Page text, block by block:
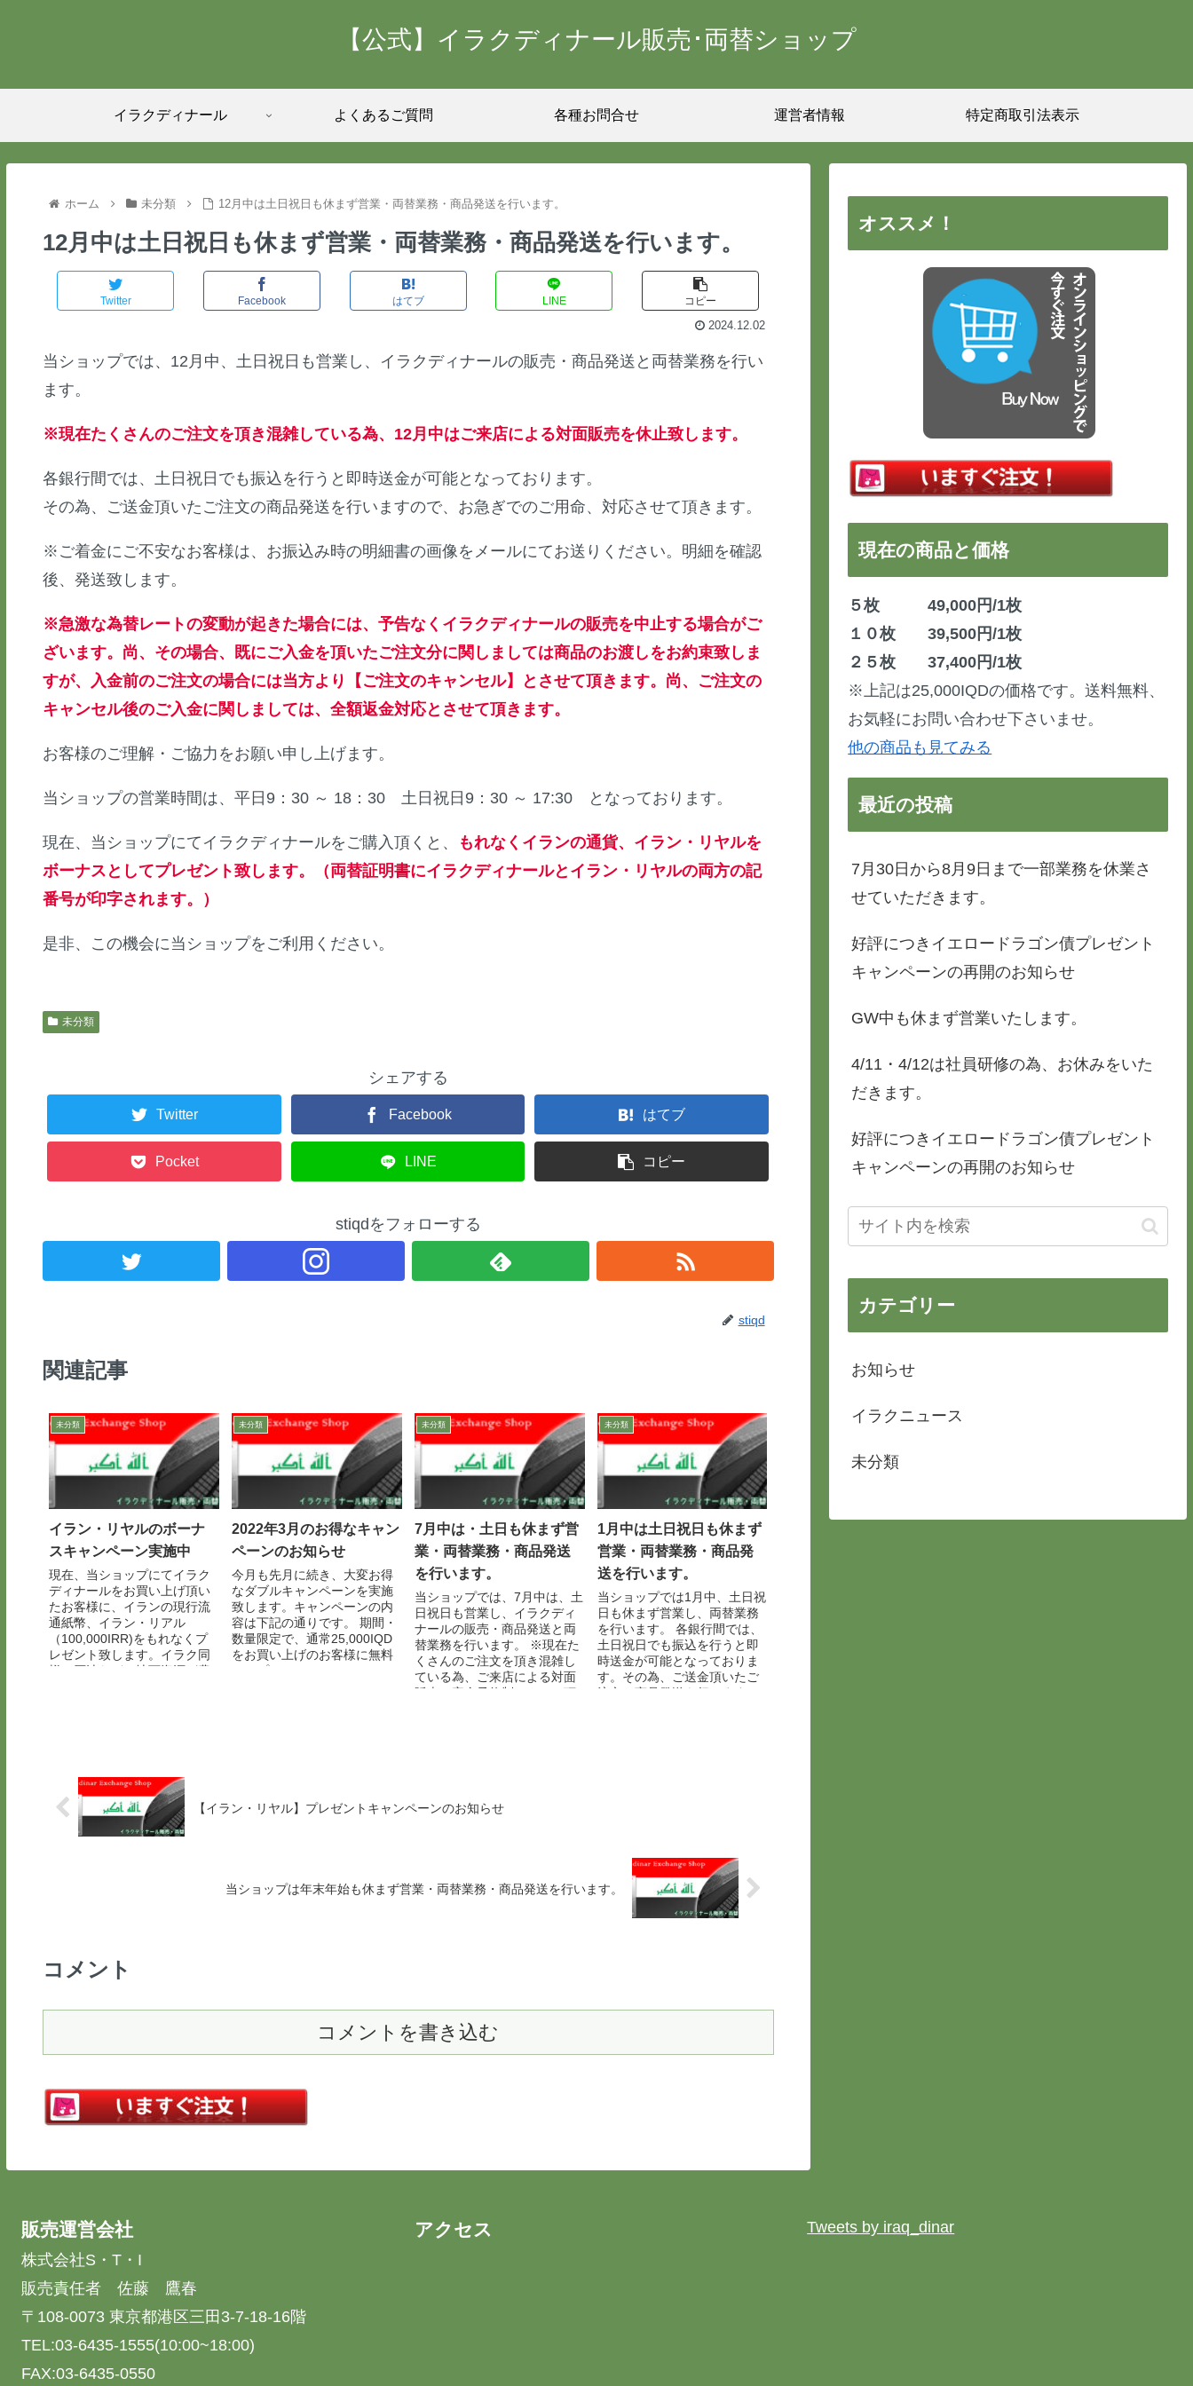
【公式】イラクディナール販売･両替ショップ
イラクディナール よくあるご質問 各種お問合せ 運営者情報 特定商取引法表示
ホーム 未分類 12月中は土日祝日も休まず営業・両替業務・商品発送を行います。
12月中は土日祝日も休まず営業・両替業務・商品発送を行います。
Twitter Facebook はてブ LINE コピー
2024.12.02
当ショップでは、12月中、土日祝日も営業し、イラクディナールの販売・商品発送と両替業務を行い
ます。
※現在たくさんのご注文を頂き混雑している為、12月中はご来店による対面販売を休止致します。
各銀行間では、土日祝日でも振込を行うと即時送金が可能となっております。
その為、ご送金頂いたご注文の商品発送を行いますので、お急ぎでのご用命、対応させて頂きます。
※ご着金にご不安なお客様は、お振込み時の明細書の画像をメールにてお送りください。明細を確認
後、発送致します。
※急激な為替レートの変動が起きた場合には、予告なくイラクディナールの販売を中止する場合がご
ざいます。尚、その場合、既にご入金を頂いたご注文分に関しましては商品のお渡しをお約束致しま
すが、入金前のご注文の場合には当方より【ご注文のキャンセル】とさせて頂きます。尚、ご注文の
キャンセル後のご入金に関しましては、全額返金対応とさせて頂きます。
お客様のご理解・ご協力をお願い申し上げます。
当ショップの営業時間は、平日9：30 ～ 18：30 土日祝日9：30 ～ 17:30 となっております。
現在、当ショップにてイラクディナールをご購入頂くと、
もれなくイランの通貨、イラン・リヤルを
ボーナスとしてプレゼント致します。（両替証明書にイラクディナールとイラン・リヤルの両方の記
番号が印字されます。）
是非、この機会に当ショップをご利用ください。
未分類
シェアする
Twitter Facebook はてブ
Pocket LINE コピー
stiqdをフォローする
stiqd
関連記事
未分類
イラン・リヤルのボーナ
スキャンペーン実施中
現在、当ショップにてイラク
ディナールをお買い上げ頂い
たお客様に、イランの現行流
通紙幣、イラン・リアル
（100,000IRR)をもれなくプ
レゼント致します。イラク同
様に石油などの地下資源が豊
未分類
2022年3月のお得なキャン
ペーンのお知らせ
今月も先月に続き、大変お得
なダブルキャンペーンを実施
致します。キャンペーンの内
容は下記の通りです。 期間・
数量限定で、通常25,000IQD
をお買い上げのお客様に無料
にてプレミアムIQDへのアッ
未分類
7月中は・土日も休まず営
業・両替業務・商品発送
を行います。
当ショップでは、7月中は、土
日祝日も営業し、イラクディ
ナールの販売・商品発送と両
替業務を行います。 ※現在た
くさんのご注文を頂き混雑し
ている為、ご来店による対面
販売は完全予約制とさせて頂
未分類
1月中は土日祝日も休まず
営業・両替業務・商品発
送を行います。
当ショップでは1月中、土日祝
日も休まず営業し、両替業務
を行います。 各銀行間では、
土日祝日でも振込を行うと即
時送金が可能となっておりま
す。その為、ご送金頂いたご
注文の商品発送を行います。
【イラン・リヤル】プレゼントキャンペーンのお知らせ
当ショップは年末年始も休まず営業・両替業務・商品発送を行います。
コメント
コメントを書き込む
オススメ！
現在の商品と価格
５枚 49,000円/1枚
１０枚 39,500円/1枚
２５枚 37,400円/1枚
※上記は25,000IQDの価格です。送料無料、
お気軽にお問い合わせ下さいませ。
他の商品も見てみる
最近の投稿
7月30日から8月9日まで一部業務を休業さ
せていただきます。
好評につきイエロードラゴン債プレゼント
キャンペーンの再開のお知らせ
GW中も休まず営業いたします。
4/11・4/12は社員研修の為、お休みをいた
だきます。
好評につきイエロードラゴン債プレゼント
キャンペーンの再開のお知らせ
カテゴリー
お知らせ
イラクニュース
未分類
販売運営会社
株式会社S・T・I
販売責任者 佐藤 鷹春
〒108-0073 東京都港区三田3-7-18-16階
TEL:03-6435-1555(10:00~18:00)
FAX:03-6435-0550
アクセス Tweets by iraq_dinar